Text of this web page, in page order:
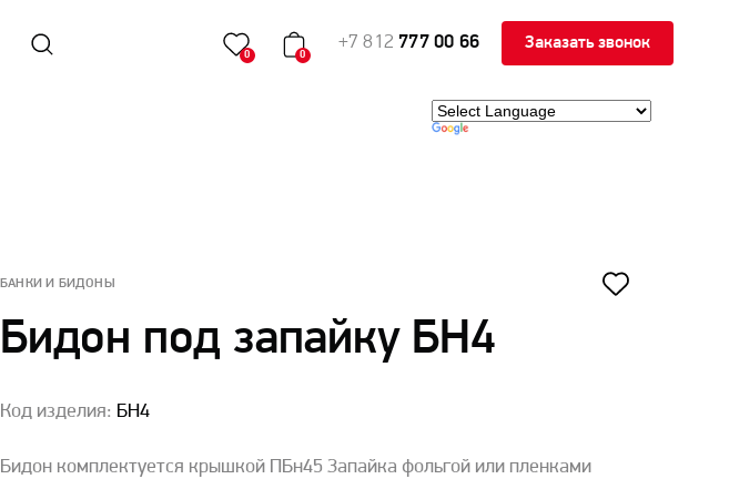
0 0
+7 812 777 00 66 Заказать звонок
БАНКИ И БИДОНЫ
Бидон под запайку БН4
Код изделия: БН4
Бидон комплектуется крышкой ПБн45 Запайка фольгой или пленками